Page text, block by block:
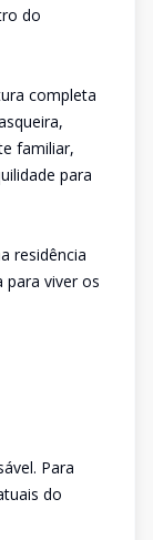
do
completa
familiar,
para
residência
viver os
Para
do